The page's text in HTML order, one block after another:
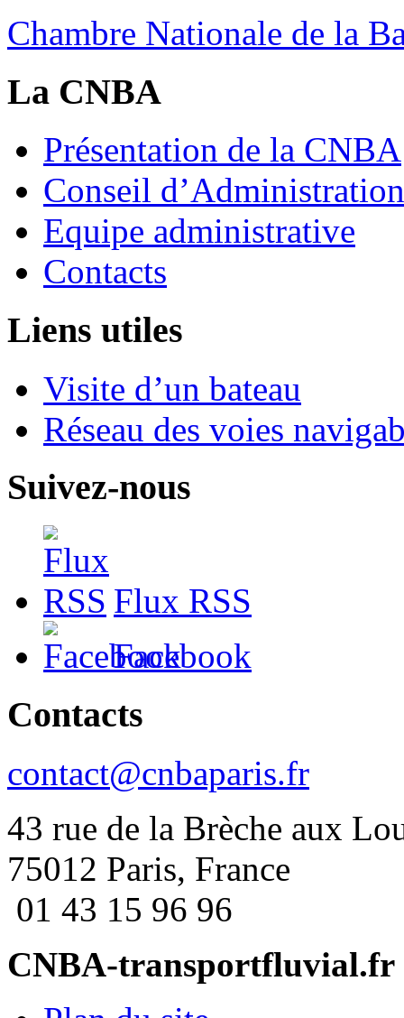
Chambre Nationale de la
La CNBA
Présentation de la CNBA
Conseil d’Administration
Equipe administrative
Contacts
Liens utiles
Visite d’un bateau
Réseau des voies
Suivez-nous
Flux RSS
Facebook
Contacts
contact@cnbaparis.fr
43 rue de la Brèche aux
75012 Paris, France
01 43 15 96 96
CNBA-transportfluvial.fr